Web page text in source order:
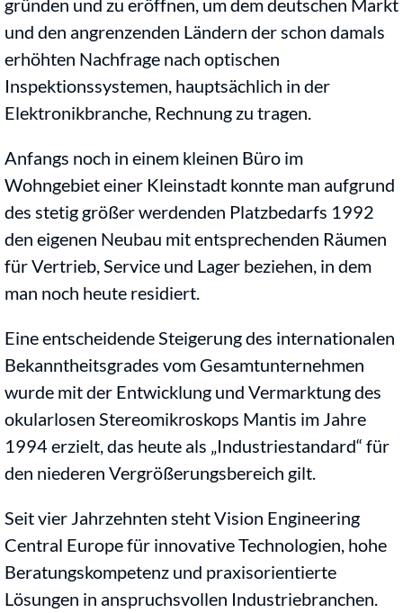
gründen und zu eröffnen, um dem deutschen Markt
und den angrenzenden Ländern der schon damals
erhöhten Nachfrage nach optischen
Inspektionssystemen, hauptsächlich in der
Elektronikbranche, Rechnung zu tragen.
Anfangs noch in einem kleinen Büro im
Wohngebiet einer Kleinstadt konnte man aufgrund
des stetig größer werdenden Platzbedarfs 1992
den eigenen Neubau mit entsprechenden Räumen
für Vertrieb, Service und Lager beziehen, in dem
man noch heute residiert.
Eine entscheidende Steigerung des internationalen
Bekanntheitsgrades vom Gesamtunternehmen
wurde mit der Entwicklung und Vermarktung des
okularlosen Stereomikroskops Mantis im Jahre
1994 erzielt, das heute als „Industriestandard“ für
den niederen Vergrößerungsbereich gilt.
Seit vier Jahrzehnten steht Vision Engineering
Central Europe für innovative Technologien, hohe
Beratungskompetenz und praxisorientierte
Lösungen in anspruchsvollen Industriebranchen.